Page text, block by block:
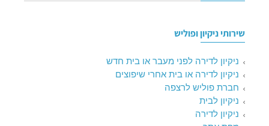
שירותי ניקיון ופוליש
ניקיון לדירה לפני מעבר או בית חדש
ניקיון לדירה או בית אחרי שיפוצים
חברת פוליש לרצפה
ניקיון לבית
ניקיון לדירה